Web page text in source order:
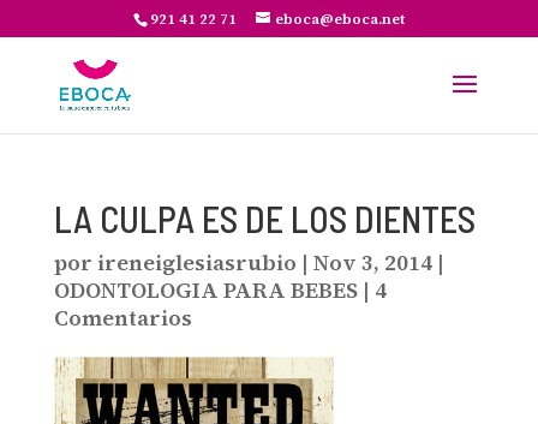
921 41 22 71 eboca@eboca.net
LA CULPA ES DE LOS DIENTES
por ireneiglesiasrubio | Nov 3, 2014|
ODONTOLOGIA PARA BEBES| 4
Comentarios